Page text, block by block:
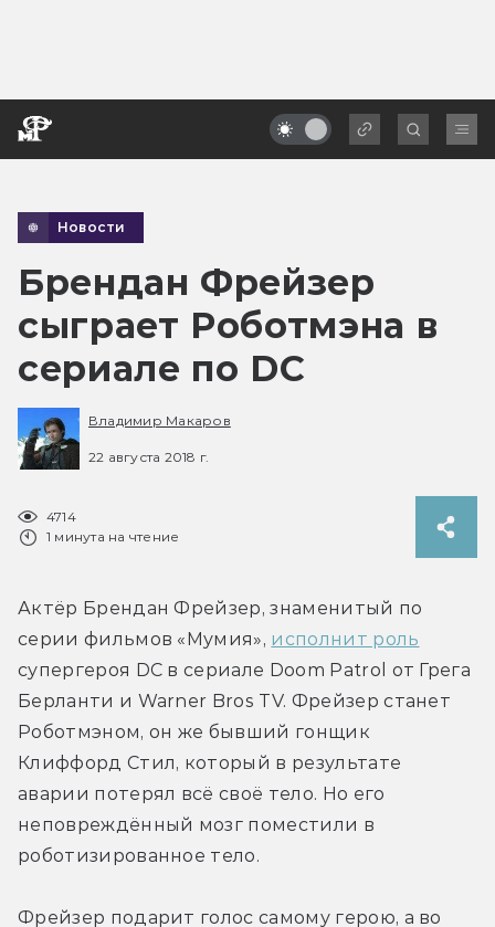
Новости
Брендан Фрейзер
сыграет Роботмэна в
сериале по DC
Владимир Макаров
22 августа 2018 г.
4714
1 минута на чтение
Актёр Брендан Фрейзер, знаменитый по
серии фильмов «Мумия», исполнит роль
супергероя DC в сериале Doom Patrol от Грега
Берланти и Warner Bros TV. Фрейзер станет
Роботмэном, он же бывший гонщик
Клиффорд Стил, который в результате
аварии потерял всё своё тело. Но его
неповреждённый мозг поместили в
роботизированное тело.
Фрейзер подарит голос самому герою, а во